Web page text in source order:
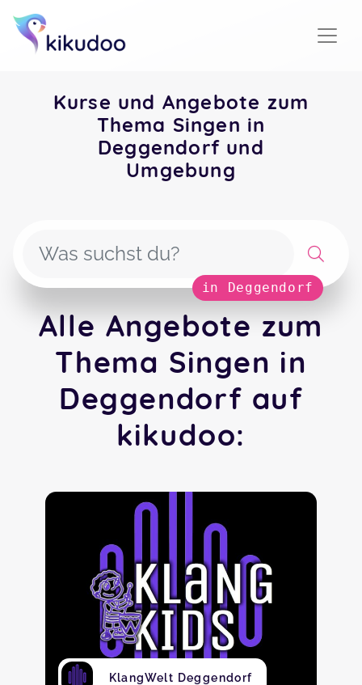
Kurse und Angebote zum
Thema Singen in
Deggendorf und
Umgebung
in Deggendorf
Alle Angebote zum
Thema Singen in
Deggendorf auf
kikudoo:
KlangWelt Deggendorf